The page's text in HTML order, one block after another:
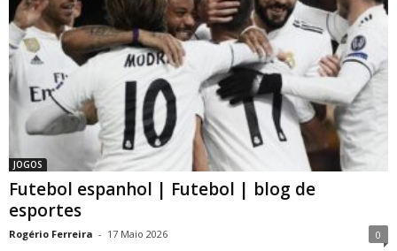
JOGOS
Futebol espanhol | Futebol | blog de
esportes
Rogério Ferreira - 17 Maio 2026 0